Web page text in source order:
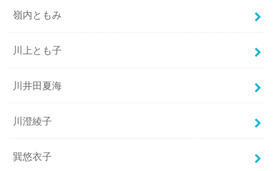
嶺内ともみ
川上とも子
川井田夏海
川澄綾子
巽悠衣子